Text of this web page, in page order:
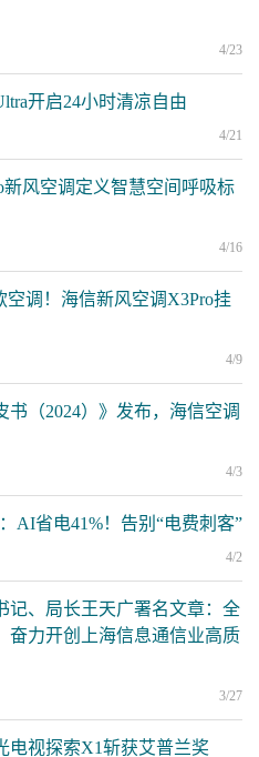
4/23
开启24小时清凉自由
4/21
风空调定义智慧空间呼吸标
4/16
空调！海信新风空调X3Pro挂
4/9
书（2024）》发布，海信空调
4/3
AI省电41%！告别“电费刺客”
4/2
记、局长王天广署名文章：全
奋力开创上海信息通信业高质
3/27
电视探索X1斩获艾普兰奖